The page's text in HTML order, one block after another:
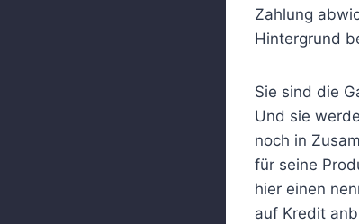
Zahlung
Hintergrund
Sie sind die
Und sie
noch in
für seine
hier einen
auf Kredit